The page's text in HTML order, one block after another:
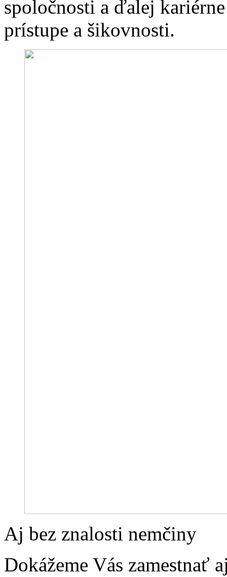
spoločnosti a ďalej
prístupe a šikovnosti.
Aj bez znalosti nemčiny
Dokážeme Vás zamestnať